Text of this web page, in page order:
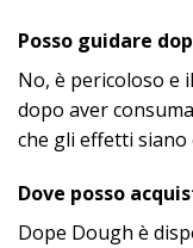
Posso guidare
No, è pericoloso e
dopo aver
che gli effetti
Dove posso
Dope Dough è